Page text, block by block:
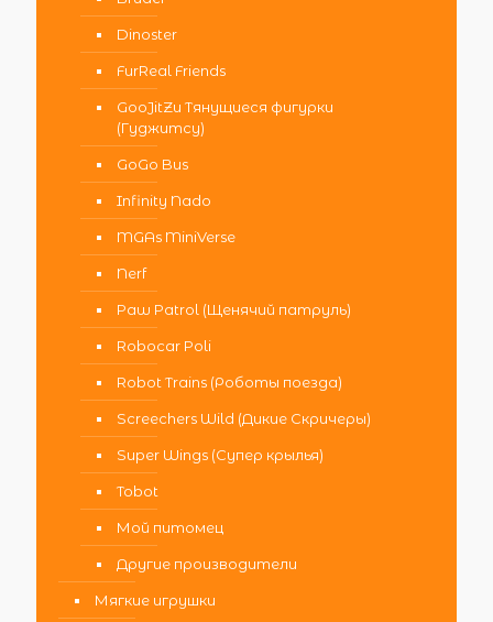
Dinoster
FurReal Friends
GooJitZu Тянущиеся фигурки
(Гуджитсу)
GoGo Bus
Infinity Nado
MGAs MiniVerse
Nerf
Paw Patrol (Щенячий патруль)
Robocar Poli
Robot Trains (Роботы поезда)
Screechers Wild (Дикие Скричеры)
Super Wings (Супер крылья)
Tobot
Мой питомец
Другие производители
Мягкие игрушки